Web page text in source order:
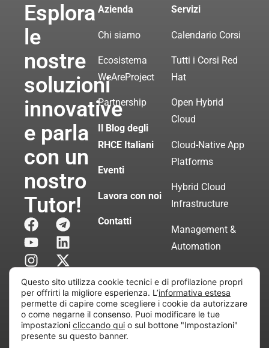
Esplora
le
nostre
soluzioni
innovative
e parla
con un
nostro
Tutor!
Azienda
Chi siamo
Ecosistema
WeAreProject
Partnership
Il Blog degli
RHCE Italiani
Eventi
Lavora con noi
Contatti
Servizi
Calendario Corsi
Tutti i Corsi Red
Hat
Open Hybrid
Cloud
Cloud-Native App
Platforms
Hybrid Cloud
Infrastructure
Management &
Automation
Servizi di
Consulenza
Certificata
Questo sito utilizza cookie tecnici e di profilazione propri
per offrirti la migliore esperienza. L’informativa estesa
permette di capire come scegliere i cookie da autorizzare
o come negarne il consenso. Puoi modificare le tue
impostazioni cliccando qui o sul bottone "Impostazioni"
presente su questo banner.